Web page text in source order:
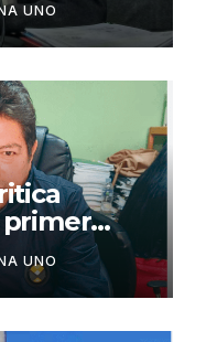
UNO
de Keiko
UNO